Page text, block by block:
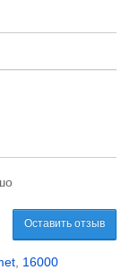
Оставить отзыв
16000